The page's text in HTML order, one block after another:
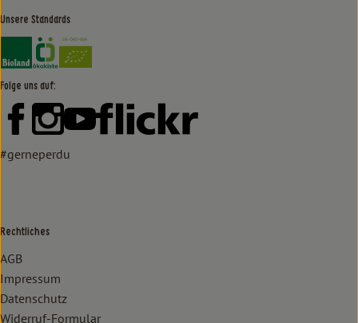
Unsere Standards
Externer Link zu https://www.bioland.de/verbraucher
Externer Link zu https://www.oekokiste.de/
Folge uns auf:
Externer Link zu https://www.facebook.com/lammertzhof/
Externer Link zu https://www.instagram.com/
Externer Link zu https://www.youtube.com/
Externer Link zu https://
#gerneperdu
Rechtliches
AGB
Impressum
Datenschutz
Widerruf-Formular